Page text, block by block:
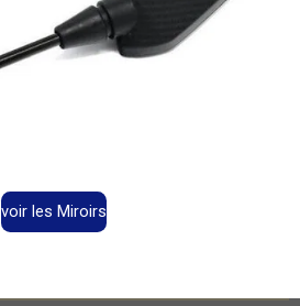
voir les Miroirs